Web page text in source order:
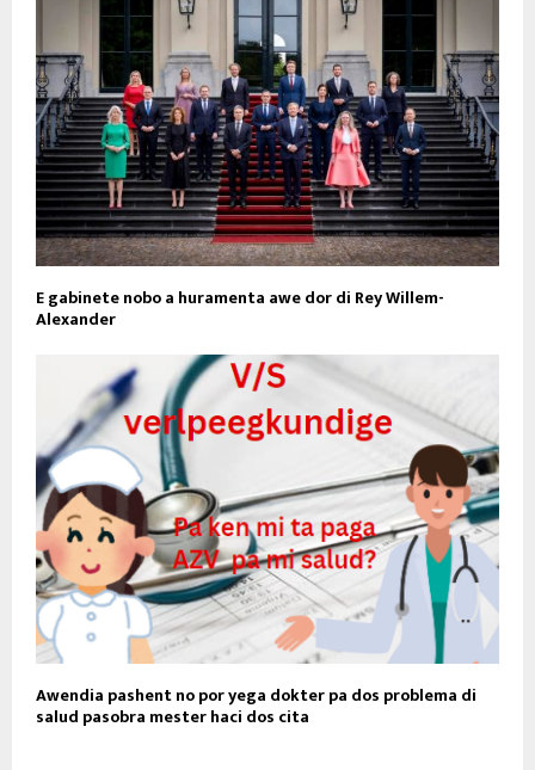
E gabinete nobo a huramenta awe dor di Rey Willem-
Alexander
Awendia pashent no por yega dokter pa dos problema di
salud pasobra mester haci dos cita